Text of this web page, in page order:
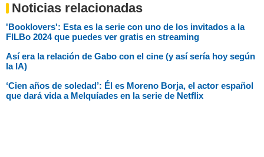
Noticias relacionadas
'Booklovers': Esta es la serie con uno de los invitados a la
FILBo 2024 que puedes ver gratis en streaming
Así era la relación de Gabo con el cine (y así sería hoy según
la IA)
‘Cien años de soledad’: Él es Moreno Borja, el actor español
que dará vida a Melquíades en la serie de Netflix